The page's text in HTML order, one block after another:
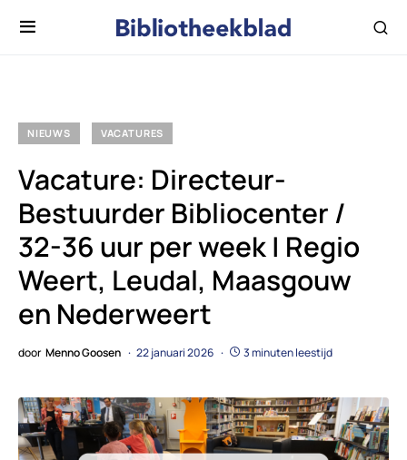
NIEUWS VACATURES
Vacature: Directeur-
Bestuurder Bibliocenter /
32-36 uur per week | Regio
Weert, Leudal, Maasgouw
en Nederweert
door Menno Goosen 22 januari 2026 3 minuten leestijd